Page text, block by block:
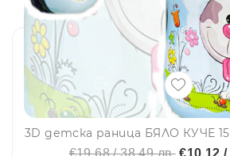
€19.68 / 38.49 лв.€10.12 /